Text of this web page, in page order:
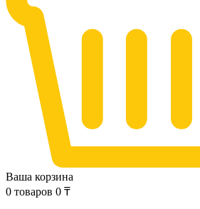
Ваша корзина
0 товаров 0 ₸